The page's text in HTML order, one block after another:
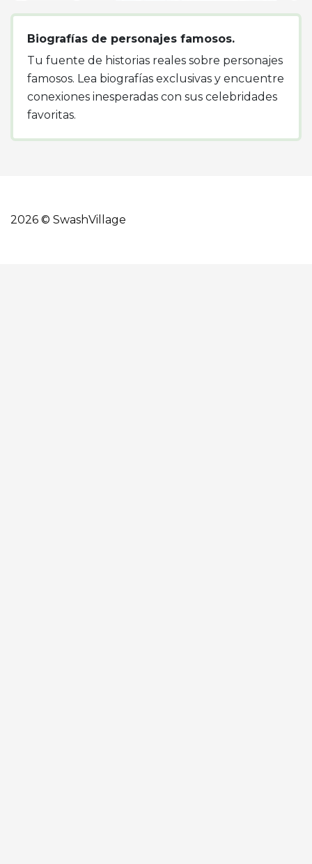
Biografías de personajes famosos.
Tu fuente de historias reales sobre personajes
famosos. Lea biografías exclusivas y encuentre
conexiones inesperadas con sus celebridades
favoritas.
2026 © SwashVillage